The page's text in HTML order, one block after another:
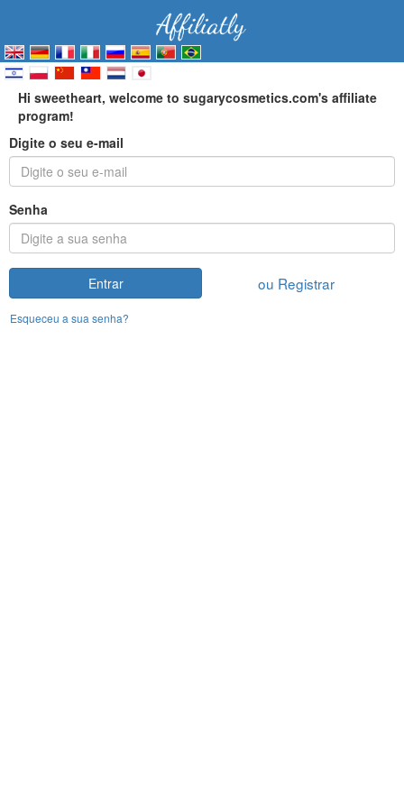
Hi sweetheart, welcome to sugarycosmetics.com's affiliate
program!
Digite o seu e-mail
Senha
Entrar ou Registrar
Esqueceu a sua senha?